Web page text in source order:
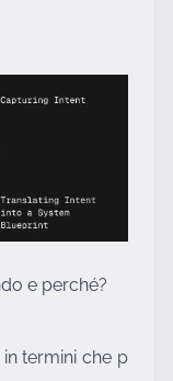
e perché?
termini che p